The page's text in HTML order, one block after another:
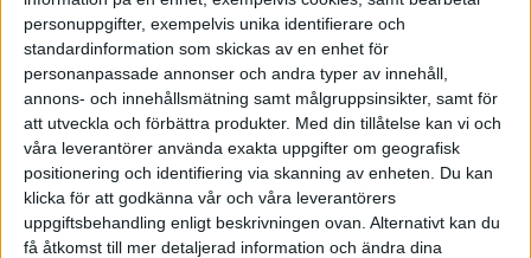
personuppgifter, exempelvis unika identifierare och
standardinformation som skickas av en enhet för
personanpassade annonser och andra typer av innehåll,
annons- och innehållsmätning samt målgruppsinsikter, samt för
att utveckla och förbättra produkter. Med din tillåtelse kan vi och
våra leverantörer använda exakta uppgifter om geografisk
positionering och identifiering via skanning av enheten. Du kan
klicka för att godkänna vår och våra leverantörers
uppgiftsbehandling enligt beskrivningen ovan. Alternativt kan du
få åtkomst till mer detaljerad information och ändra dina
Ägget - en mat- och kulturhistoria. Som
nästan ingen annan har han själv prövat på
mångfald. Han har belönats med Stora
Journalistpriset för flaggskeppet Vecko-
Journalens sista nummer och för tidningen
Nedan ser du samtliga citat kompilerade